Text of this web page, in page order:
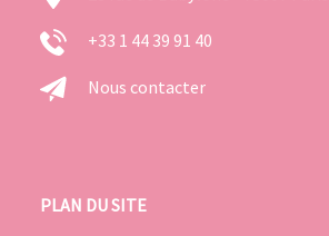
+33 1 44 39 91 40
Nous contacter
PLAN DU SITE